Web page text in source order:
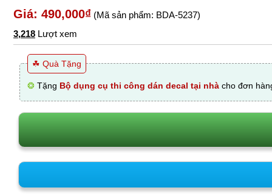
Giá: 490,000₫ (Mã sản phẩm: BDA-5237)
3,218 Lượt xem
☘ Quà Tặng
❂ Tặng Bộ dụng cụ thi công dán decal tại nhà cho đơn